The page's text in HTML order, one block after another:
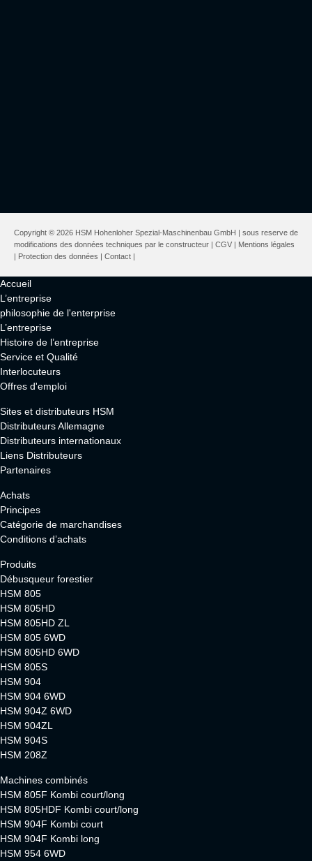
Copyright © 2026 HSM Hohenloher Spezial-Maschinenbau GmbH | sous reserve de
modifications des données techniques par le constructeur | CGV | Mentions légales
| Protection des données | Contact |
Accueil
L’entreprise
philosophie de l'enterprise
L’entreprise
Histoire de l’entreprise
Service et Qualité
Interlocuteurs
Offres d'emploi
Sites et distributeurs HSM
Distributeurs Allemagne
Distributeurs internationaux
Liens Distributeurs
Partenaires
Achats
Principes
Catégorie de marchandises
Conditions d’achats
Produits
Débusqueur forestier
HSM 805
HSM 805HD
HSM 805HD ZL
HSM 805 6WD
HSM 805HD 6WD
HSM 805S
HSM 904
HSM 904 6WD
HSM 904Z 6WD
HSM 904ZL
HSM 904S
HSM 208Z
Machines combinés
HSM 805F Kombi court/long
HSM 805HDF Kombi court/long
HSM 904F Kombi court
HSM 904F Kombi long
HSM 954 6WD